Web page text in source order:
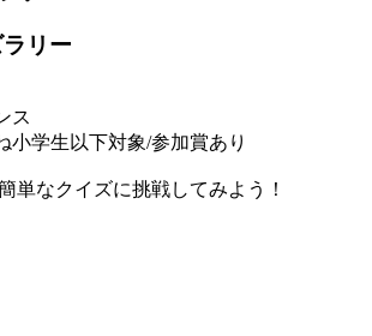
リー
ス
小学生以下対象/参加賞あり
単なクイズに挑戦してみよう！